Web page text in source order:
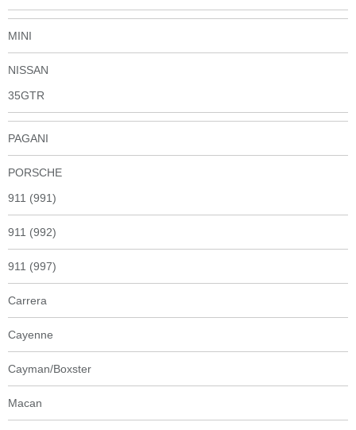
MINI
NISSAN
35GTR
PAGANI
PORSCHE
911 (991)
911 (992)
911 (997)
Carrera
Cayenne
Cayman/Boxster
Macan